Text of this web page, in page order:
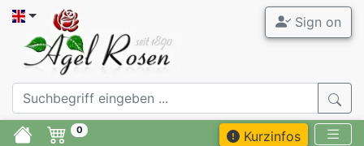
Sign on
0 Kurzinfos